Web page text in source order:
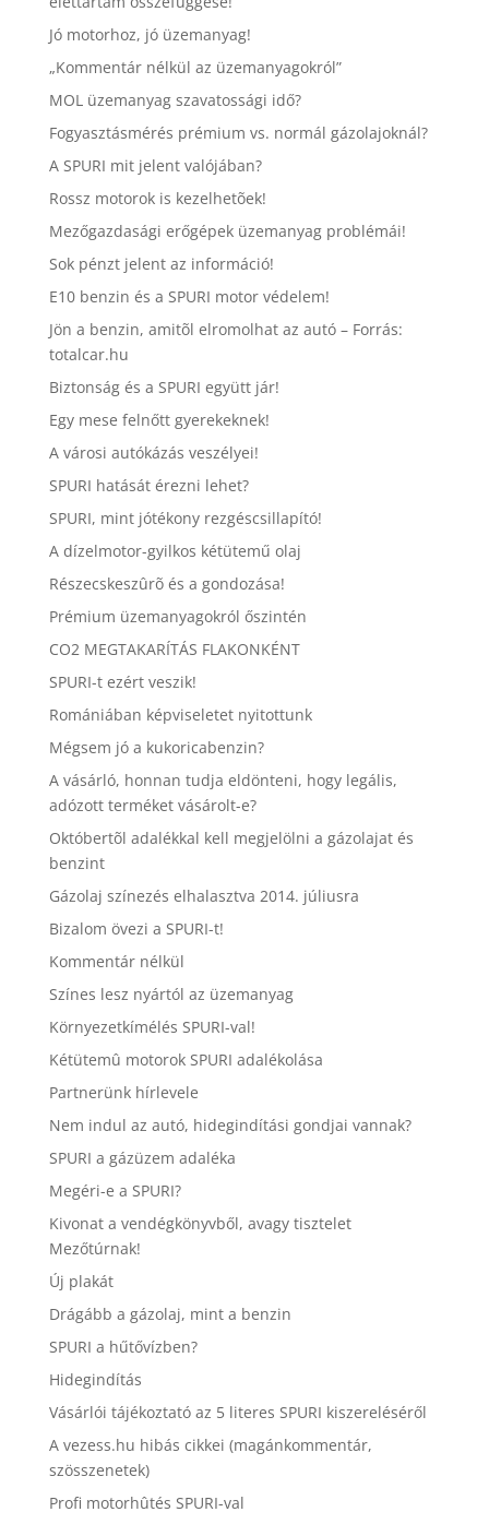
Jó motorhoz, jó üzemanyag!
„Kommentár nélkül az üzemanyagokról”
MOL üzemanyag szavatossági idő?
Fogyasztásmérés prémium vs. normál gázolajoknál?
A SPURI mit jelent valójában?
Rossz motorok is kezelhetõek!
Mezőgazdasági erőgépek üzemanyag problémái!
Sok pénzt jelent az információ!
E10 benzin és a SPURI motor védelem!
Jön a benzin, amitõl elromolhat az autó – Forrás:
totalcar.hu
Biztonság és a SPURI együtt jár!
Egy mese felnőtt gyerekeknek!
A városi autókázás veszélyei!
SPURI hatását érezni lehet?
SPURI, mint jótékony rezgéscsillapító!
A dízelmotor-gyilkos kétütemű olaj
Részecskeszûrõ és a gondozása!
Prémium üzemanyagokról őszintén
CO2 MEGTAKARÍTÁS FLAKONKÉNT
SPURI-t ezért veszik!
Romániában képviseletet nyitottunk
Mégsem jó a kukoricabenzin?
A vásárló, honnan tudja eldönteni, hogy legális,
adózott terméket vásárolt-e?
Októbertõl adalékkal kell megjelölni a gázolajat és
benzint
Gázolaj színezés elhalasztva 2014. júliusra
Bizalom övezi a SPURI-t!
Kommentár nélkül
Színes lesz nyártól az üzemanyag
Környezetkímélés SPURI-val!
Kétütemû motorok SPURI adalékolása
Partnerünk hírlevele
Nem indul az autó, hidegindítási gondjai vannak?
SPURI a gázüzem adaléka
Megéri-e a SPURI?
Kivonat a vendégkönyvből, avagy tisztelet
Mezőtúrnak!
Új plakát
Drágább a gázolaj, mint a benzin
SPURI a hűtővízben?
Hidegindítás
Vásárlói tájékoztató az 5 literes SPURI kiszereléséről
A vezess.hu hibás cikkei (magánkommentár,
szösszenetek)
Profi motorhûtés SPURI-val